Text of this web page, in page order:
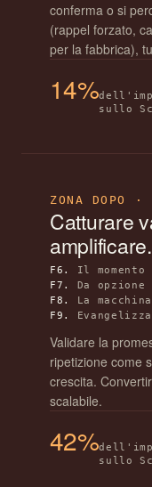
conferma o si
(rappel forzato,
per la fabbrica),
14%
sullo
ZONA DOPO
Catturare
amplificare.
F6.
Il
F7.
Da
F8.
La
F9.
Validare la
ripetizione come
crescita.
scalabile.
42%
sullo